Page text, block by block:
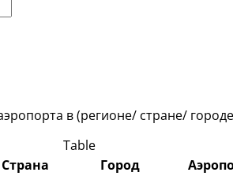
в (регионе/ стране/
Table
Страна Город